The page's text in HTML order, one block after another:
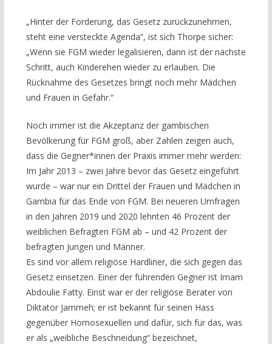
„Hinter der Forderung, das Gesetz zurückzunehmen,
steht eine versteckte Agenda“, ist sich Thorpe sicher:
„Wenn sie FGM wieder legalisieren, dann ist der nächste
Schritt, auch Kinderehen wieder zu erlauben. Die
Rücknahme des Gesetzes bringt noch mehr Mädchen
und Frauen in Gefahr.“
Noch immer ist die Akzeptanz der gambischen
Bevölkerung für FGM groß, aber Zahlen zeigen auch,
dass die Gegner*innen der Praxis immer mehr werden:
Im Jahr 2013 – zwei Jahre bevor das Gesetz eingeführt
wurde – war nur ein Drittel der Frauen und Mädchen in
Gambia für das Ende von FGM. Bei neueren Umfragen
in den Jahren 2019 und 2020 lehnten 46 Prozent der
weiblichen Befragten FGM ab – und 42 Prozent der
befragten Jungen und Männer.
Es sind vor allem religiöse Hardliner, die sich gegen das
Gesetz einsetzen. Einer der führenden Gegner ist Imam
Abdoulie Fatty. Einst war er der religiöse Berater von
Diktator Jammeh; er ist bekannt für seinen Hass
gegenüber Homosexuellen und dafür, sich für das, was
er als „weibliche Beschneidung“ bezeichnet,